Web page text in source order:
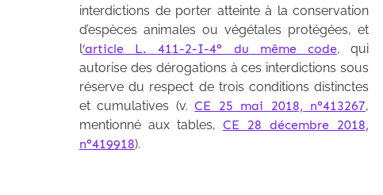
interdictions de porter atteinte à la conservation
d’espèces animales ou végétales protégées, et
l’article L. 411-2-I-4° du même code, qui
autorise des dérogations à ces interdictions sous
réserve du respect de trois conditions distinctes
et cumulatives (v.CE 25 mai 2018, n°413267,
mentionné aux tables, CE 28 décembre 2018,
n°419918).